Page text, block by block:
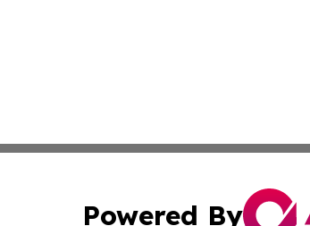
Powered By